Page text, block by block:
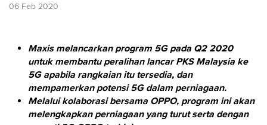
06 Feb 2020
Maxis melancarkan program 5G pada Q2 2020
untuk membantu peralihan lancar PKS Malaysia ke
5G apabila rangkaian itu tersedia, dan
mempamerkan potensi 5G dalam perniagaan.
Melalui kolaborasi bersama OPPO, program ini akan
melengkapkan perniagaan yang turut serta dengan